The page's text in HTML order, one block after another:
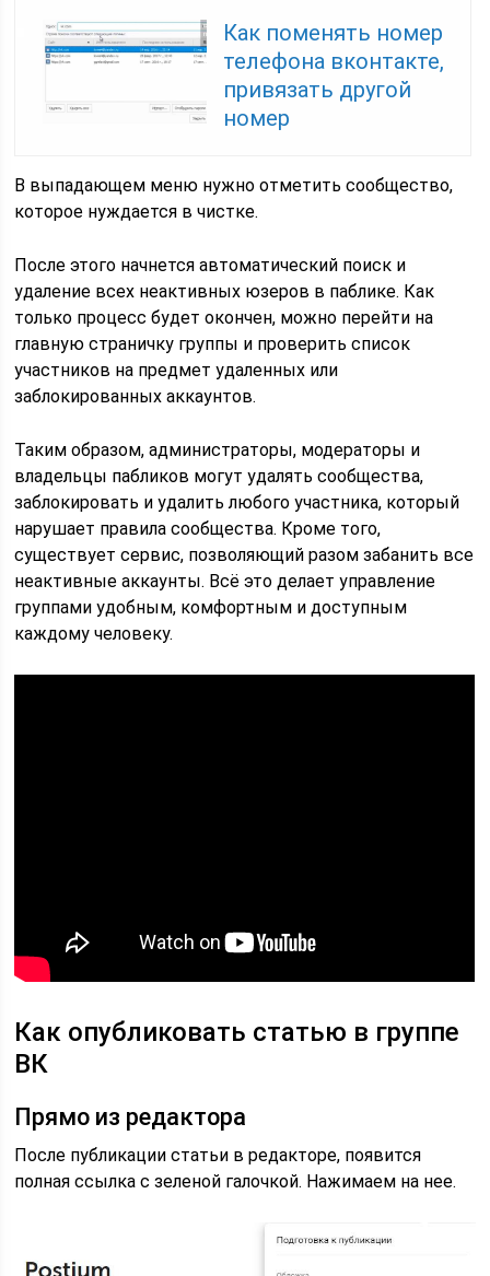
Как поменять номер
телефона вконтакте,
привязать другой
номер
В выпадающем меню нужно отметить сообщество,
которое нуждается в чистке.
После этого начнется автоматический поиск и
удаление всех неактивных юзеров в паблике. Как
только процесс будет окончен, можно перейти на
главную страничку группы и проверить список
участников на предмет удаленных или
заблокированных аккаунтов.
Таким образом, администраторы, модераторы и
владельцы пабликов могут удалять сообщества,
заблокировать и удалить любого участника, который
нарушает правила сообщества. Кроме того,
существует сервис, позволяющий разом забанить все
неактивные аккаунты. Всё это делает управление
группами удобным, комфортным и доступным
каждому человеку.
Как опубликовать статью в группе
ВК
Прямо из редактора
После публикации статьи в редакторе, появится
полная ссылка с зеленой галочкой. Нажимаем на нее.